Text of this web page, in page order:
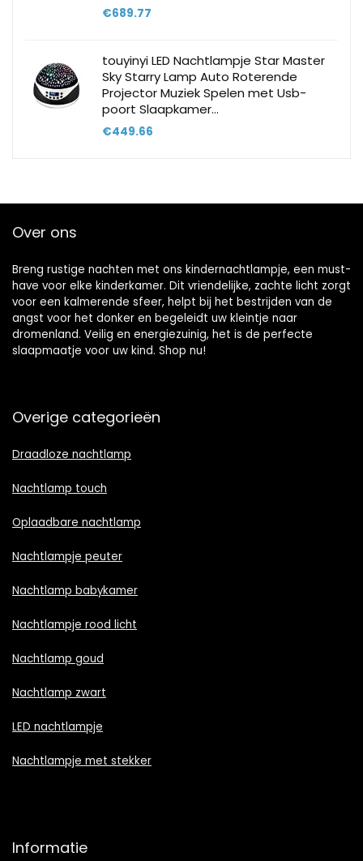
€689.77
touyinyi LED Nachtlampje Star Master
Sky Starry Lamp Auto Roterende
Projector Muziek Spelen met Usb-
poort Slaapkamer…
€449.66
Over ons
Breng rustige nachten met ons kindernachtlampje, een must-
have voor elke kinderkamer. Dit vriendelijke, zachte licht zorgt
voor een kalmerende sfeer, helpt bij het bestrijden van de
angst voor het donker en begeleidt uw kleintje naar
dromenland. Veilig en energiezuinig, het is de perfecte
slaapmaatje voor uw kind. Shop nu!
Overige categorieën
Draadloze nachtlamp
Nachtlamp touch
Oplaadbare nachtlamp
Nachtlampje peuter
Nachtlamp babykamer
Nachtlampje rood licht
Nachtlamp goud
Nachtlamp zwart
LED nachtlampje
Nachtlampje met stekker
Informatie